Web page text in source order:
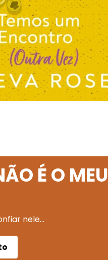
É O MEU
nele…